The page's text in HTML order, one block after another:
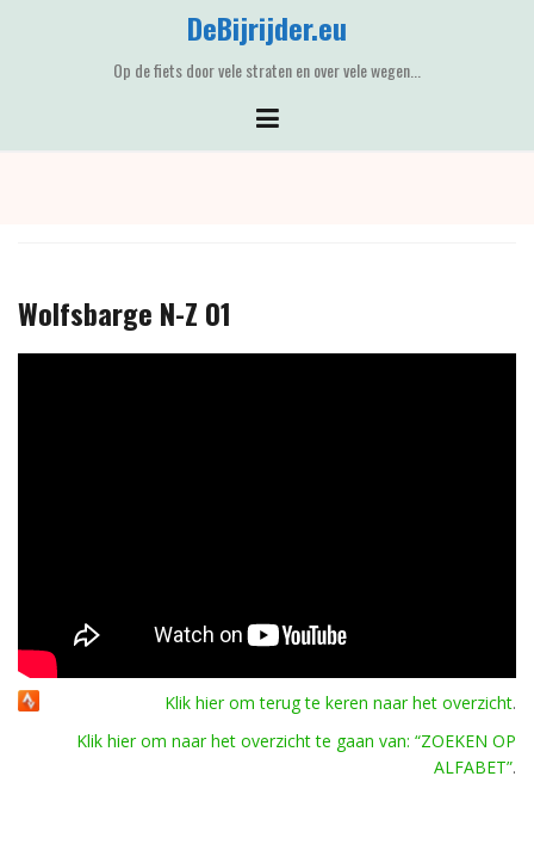
DeBijrijder.eu
Op de fiets door vele straten en over vele wegen...
Wolfsbarge N-Z 01
Klik hier om terug te keren naar het overzicht.
Klik hier om naar het overzicht te gaan van: “ZOEKEN OP
ALFABET”.